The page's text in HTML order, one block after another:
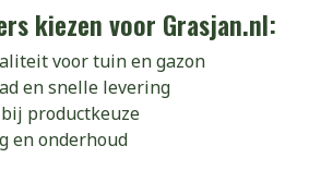
kiezen voor Grasjan.nl:
voor tuin en gazon
en snelle levering
productkeuze
en onderhoud